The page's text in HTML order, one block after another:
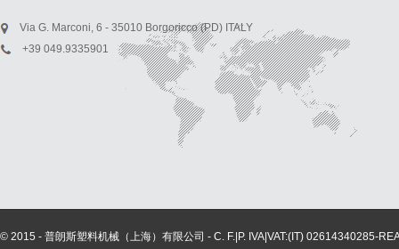
© 2015 - 普朗斯塑料机械（上海）有限公司 - C. F.|P. IVA|VAT:(IT) 02614340285-
Via G. Marconi, 6 - 35010 Borgoricco (PD) ITALY
+39 049.9335901